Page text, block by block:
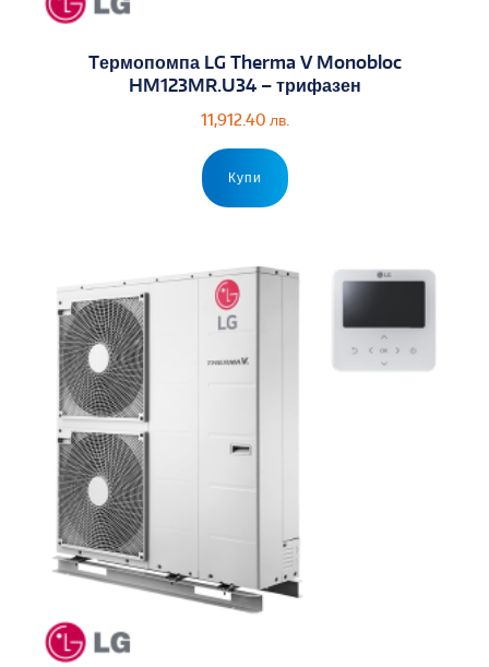
Tермопомпа LG Therma V Monobloc
HM123MR.U34 – трифазен
11,912.40 лв.
Купи